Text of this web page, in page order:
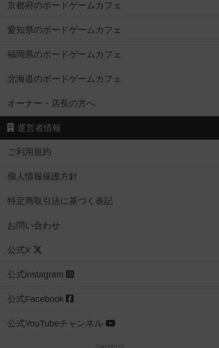
京都府のボードゲームカフェ
愛知県のボードゲームカフェ
福岡県のボードゲームカフェ
北海道のボードゲームカフェ
オーナー・店長の方へ
運営者情報
ご利用規約
個人情報保護方針
特定商取引法に基づく表記
お問い合わせ
公式X
公式instagram
公式Facebook
公式YouTubeチャンネル
Copyright (c)